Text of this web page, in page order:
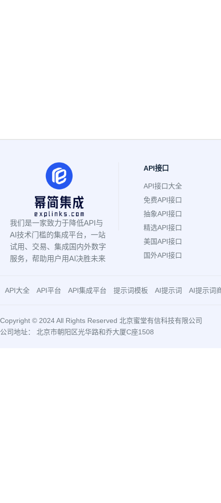
我们是一家致力于降低API与
AI技术门槛的集成平台，一站
试用、交易、集成国内外数字
服务，帮助用户用AI决胜未来
API接口
API接口大全
免费API接口
抽象API接口
精选API接口
美国API接口
国外API接口
API大全 API平台 API集成平台 提示词模板 AI提示词 AI提示词
Copyright © 2024 All Rights Reserved 北京蜜堂有信科技有限公司
公司地址： 北京市朝阳区光华路和乔大厦C座1508